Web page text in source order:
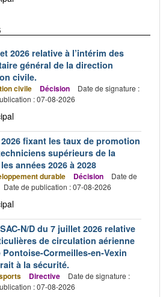
2026 relative à l’intérim des
général de la direction
civile.
civile Décision
Date de signature :
: 07-08-2026
fixant les taux de promotion
supérieurs de la
années 2026 à 2028
durable Décision
Date de
Date de publication : 07-08-2026
N/D du 7 juillet 2026 relative
de circulation aérienne
Pontoise-Cormeilles-en-Vexin
à la sécurité.
Directive
Date de signature :
: 07-08-2026